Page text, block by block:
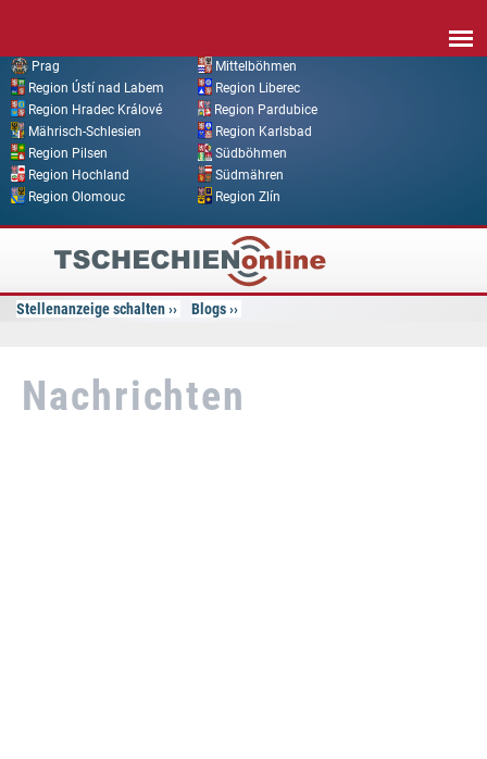
Prag
Mittelböhmen
Region Ústí nad Labem
Region Liberec
Region Hradec Králové
Region Pardubice
Mährisch-Schlesien
Region Karlsbad
Region Pilsen
Südböhmen
Region Hochland
Südmähren
Region Olomouc
Region Zlín
Tschechien
Online
Stellenanzeige schalten Blogs
Nachrichten